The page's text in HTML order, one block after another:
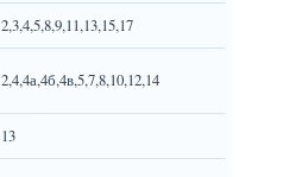
2,3,4,5,8,9,11,13,15,17
2,4,4а,4б,4в,5,7,8,10,12,14
13